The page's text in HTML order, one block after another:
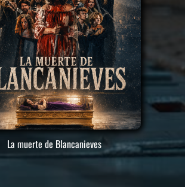
La muerte de Blancanieves